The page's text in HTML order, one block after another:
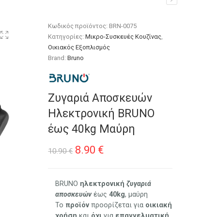
Κωδικός προϊόντος: BRN-0075
Κατηγορίες:Μικρο-Συσκευές Κουζίνας,
Οικιακός Εξοπλισμός
Brand:Bruno
Ζυγαριά Αποσκευών
Ηλεκτρονική BRUNO
έως 40kg Μαύρη
10.90€ Original
was:
10.90 €.
8.90 €Η
τιμή
είναι:
BRUNO ηλεκτρονική ζυγαριά
αποσκευώνέως40kg, μαύρη
Το προϊόν προορίζεται για οικιακή